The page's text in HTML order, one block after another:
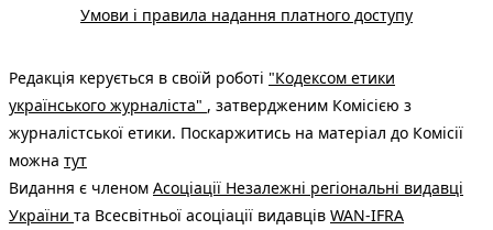
Умови і правила надання платного доступу
Редакція керується в своїй роботі "Кодексом етики
українського журналіста" , затвердженим Комісією з
журналістської етики. Поскаржитись на матеріал до Комісії
можна тут
Видання є членом Асоціації Незалежні регіональні видавці
України та Всесвітньої асоціації видавців WAN-IFRA